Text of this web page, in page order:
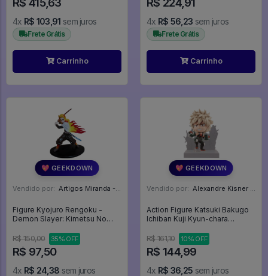
4x R$ 103,91 sem juros
Frete Grátis
Carrinho
4x R$ 56,23 sem juros
Frete Grátis
Carrinho
💖 GEEKDOWN
Vendido por: Artigos Miranda - RJ
Figure Kyojuro Rengoku -
Demon Slayer: Kimetsu No
R$ 150,00
35% OFF
R$ 97,50
4x R$ 24,38 sem juros
💖 GEEKDOWN
Vendido por: Alexandre Kisner - PR
Action Figure Katsuki Bakugo
Ichiban Kuji Kyun-chara
Academia
R$ 161,10 10% OFF
R$ 144,99
4x R$ 36,25 sem juros